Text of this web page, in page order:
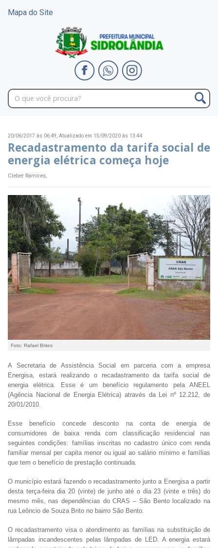
Mapa do Site
20/06/2017 às 06:49, Atualizado em 15/09/2020 às 13:44
Recadastramento da tarifa social de
energia elétrica começa hoje
Cleber Ramires,
Foto: Rafael Brites
A Secretaria de Assistência Social em parceria com a empresa
Energisa, estará realizando o recadastramento da tarifa social de
energia elétrica. Esse é um benefício regulamento pela ANEEL
(Agência Nacional de Energia Elétrica) através da Lei nº 12.212, de
20/01/2010.
Esse benefício concede desconto na conta de energia de
consumidores de baixa renda com classificação residencial nas
seguintes condições: famílias inscritas no cadastro único com renda
familiar mensal per capita menor ou igual ao salário mínimo e famílias
que tem o benefício de prestação continuada.
O município estará fazendo o recadastramento junto a Energisa a partir
desta terça-feira dia 20 (vinte) de junho até o dia 23 (vinte e três) do
mesmo mês, nas dependências do CRAS – São Bento localizado na
rua Leôncio de Souza Brito no bairro São Bento.
O recadastramento visa o atendimento as famílias na substituição de
lâmpadas incandescentes pelas lâmpadas de LED. A energia estará